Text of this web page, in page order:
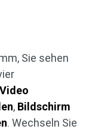
Sie sehen
Video
, Bildschirm
. Wechseln Sie